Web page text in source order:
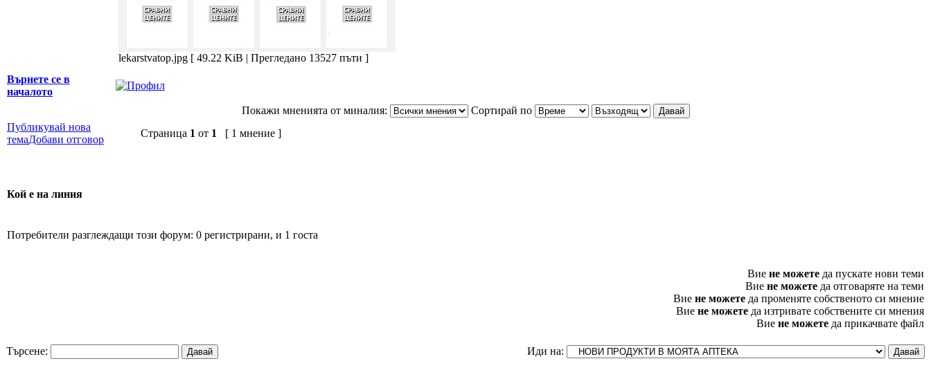
lekarstvatop.jpg [ 49.22 KiB | Прегледано 13527 пъти ]
Върнете се в
началото
Покажи мненията от миналия:
Сортирай по
Публикувай нова
темаДобави отговор
Страница 1 от 1 [ 1 мнение ]
Кой е на линия
Потребители разглеждащи този форум: 0 регистрирани, и 1 госта
Вие не можете да пускате нови теми
Вие не можете да отговаряте на теми
Вие не можете да променяте собственото си мнение
Вие не можете да изтривате собствените си мнения
Вие не можете да прикачвате файл
Търсене: Иди на: